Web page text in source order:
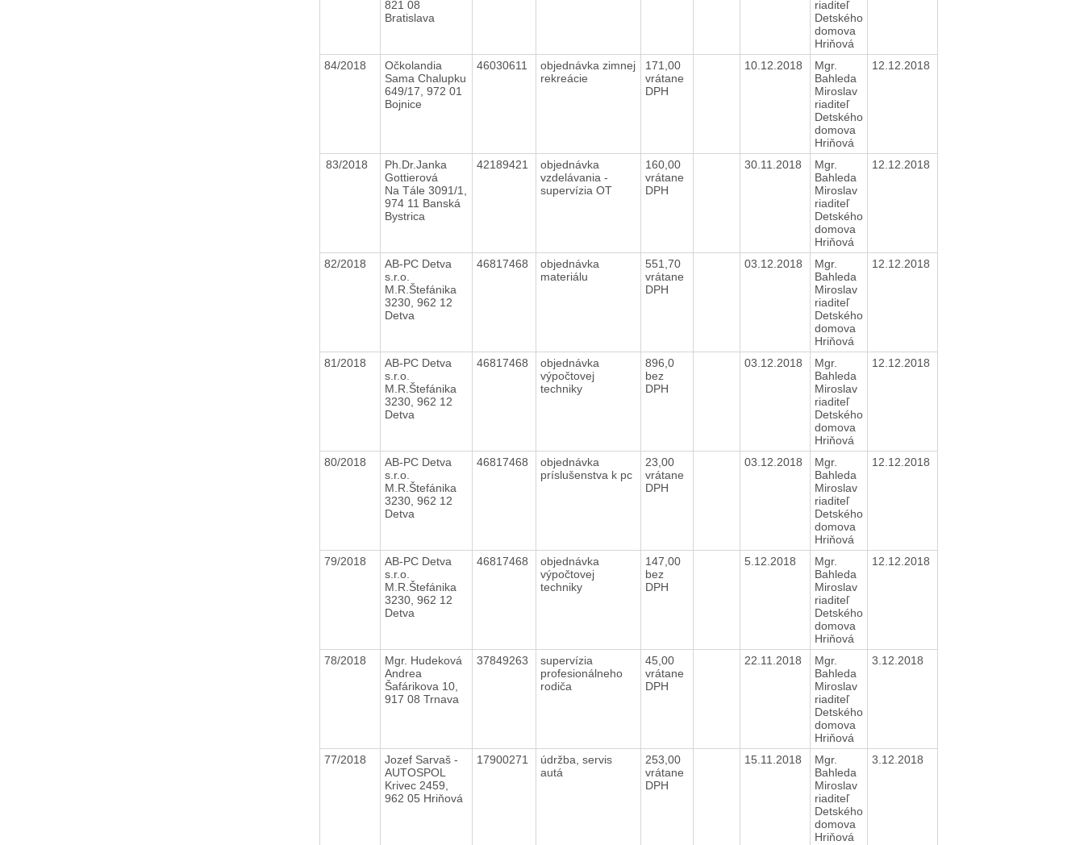
821 08
Bratislava
riaditeľ
Detského
domova
Hriňová
84/2018
Očkolandia
Sama Chalupku
649/17, 972 01
Bojnice
46030611
objednávka zimnej
rekreácie
171,00
vrátane
DPH
10.12.2018
Mgr.
Bahleda
Miroslav
riaditeľ
Detského
domova
Hriňová
12.12.2018
83/2018
Ph.Dr.Janka
Gottierová
Na Tále 3091/1,
974 11 Banská
Bystrica
42189421
objednávka
vzdelávania -
supervízia OT
160,00
vrátane
DPH
30.11.2018
Mgr.
Bahleda
Miroslav
riaditeľ
Detského
domova
Hriňová
12.12.2018
82/2018
AB-PC Detva
s.r.o.
M.R.Štefánika
3230, 962 12
Detva
46817468
objednávka
materiálu
551,70
vrátane
DPH
03.12.2018
Mgr.
Bahleda
Miroslav
riaditeľ
Detského
domova
Hriňová
12.12.2018
81/2018
AB-PC Detva
s.r.o.
M.R.Štefánika
3230, 962 12
Detva
46817468
objednávka
výpočtovej
techniky
896,0
bez
DPH
03.12.2018
Mgr.
Bahleda
Miroslav
riaditeľ
Detského
domova
Hriňová
12.12.2018
80/2018
AB-PC Detva
s.r.o.
M.R.Štefánika
3230, 962 12
Detva
46817468
objednávka
príslušenstva k pc
23,00
vrátane
DPH
03.12.2018
Mgr.
Bahleda
Miroslav
riaditeľ
Detského
domova
Hriňová
12.12.2018
79/2018
AB-PC Detva
s.r.o.
M.R.Štefánika
3230, 962 12
Detva
46817468
objednávka
výpočtovej
techniky
147,00
bez
DPH
5.12.2018
Mgr.
Bahleda
Miroslav
riaditeľ
Detského
domova
Hriňová
12.12.2018
78/2018
Mgr. Hudeková
Andrea
Šafárikova 10,
917 08 Trnava
37849263
supervízia
profesionálneho
rodiča
45,00
vrátane
DPH
22.11.2018
Mgr.
Bahleda
Miroslav
riaditeľ
Detského
domova
Hriňová
3.12.2018
77/2018
Jozef Sarvaš -
AUTOSPOL
Krivec 2459,
962 05 Hriňová
17900271
údržba, servis
autá
253,00
vrátane
DPH
15.11.2018
Mgr.
Bahleda
Miroslav
riaditeľ
Detského
domova
Hriňová
3.12.2018